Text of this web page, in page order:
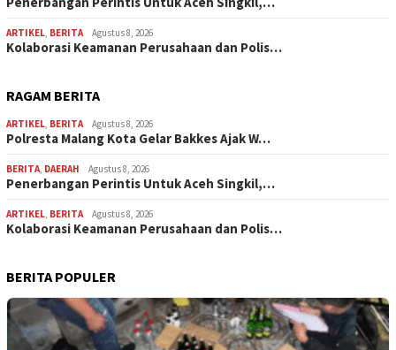
ARTIKEL, BERITA Agustus 8, 2026
Kolaborasi Keamanan Perusahaan dan Polis…
RAGAM BERITA
ARTIKEL, BERITA Agustus 8, 2026
Polresta Malang Kota Gelar Bakkes Ajak W…
BERITA, DAERAH Agustus 8, 2026
Penerbangan Perintis Untuk Aceh Singkil,…
ARTIKEL, BERITA Agustus 8, 2026
Kolaborasi Keamanan Perusahaan dan Polis…
BERITA POPULER